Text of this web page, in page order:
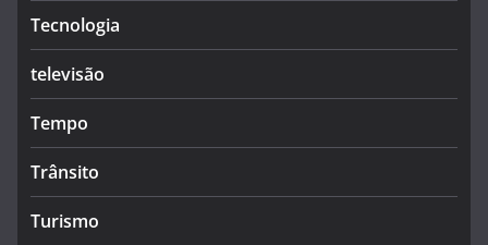
Tecnologia
televisão
Tempo
Trânsito
Turismo